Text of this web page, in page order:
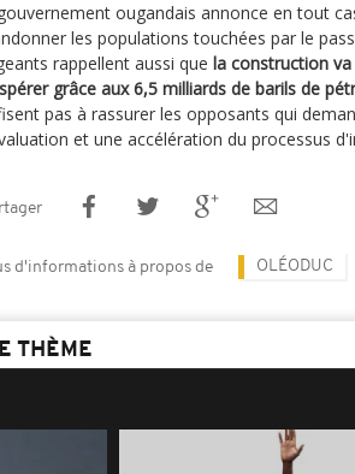
ougandais annonce en tout
les populations touchées par le
rappellent aussi que la construction
grâce aux 6,5 milliards de barils de
pas à rassurer les opposants qui
et une accélération du processus
d'informations à propos de OLÉODUC
THÈME